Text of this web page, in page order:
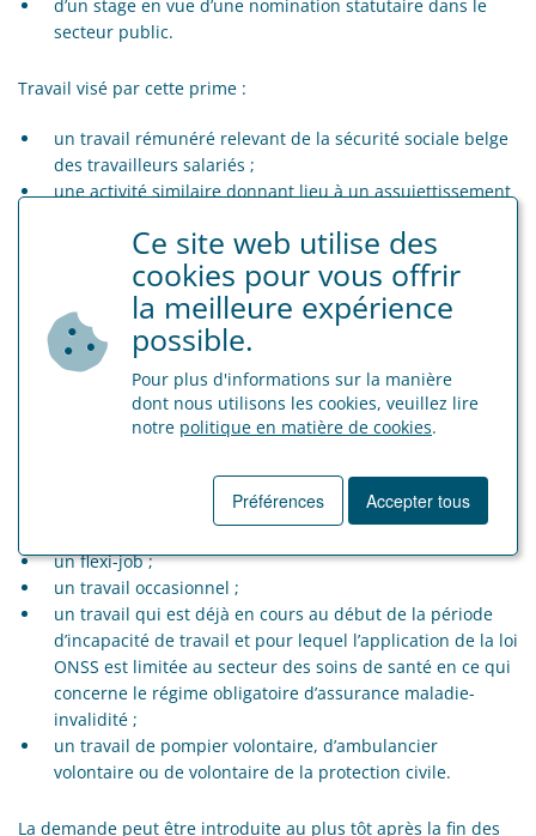
d’un stage en vue d’une nomination statutaire dans le
secteur public.
Travail visé par cette prime :
un travail rémunéré relevant de la sécurité sociale belge
des travailleurs salariés ;
une activité similaire donnant lieu à un assujettissement
auquel la Belgique est liée par un instrument
international ou supranational de coordination en
matière de sécurité sociale ;
une activité similaire au service d’une organisation
internationale ou supranationale.
Un certain nombre de types d’emploi sont exclus de cette
prime, à savoir :
un travail relevant de la CP 327 pour les entreprises de
travail adapté, les ateliers sociaux et les «
un flexi-job ;
un travail occasionnel ;
un travail qui est déjà en cours au début de la période
d’incapacité de travail et pour lequel l’application de la loi
ONSS est limitée au secteur des soins de santé en ce qui
concerne le régime obligatoire d’assurance maladie-
invalidité ;
un travail de pompier volontaire, d’ambulancier
volontaire ou de volontaire de la protection civile.
La demande peut être introduite au plus tôt après la fin des
Ce site web utilise des
cookies pour vous offrir
la meilleure expérience
possible.
Pour plus d'informations sur la manière
dont nous utilisons les cookies, veuillez lire
notre politique en matière de cookies.
Préférences Accepter tous